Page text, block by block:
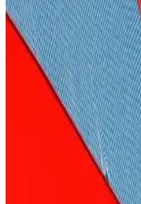
Kozmetik Kapsüller
Sağlığını
Demir ve vitamin içeren
kullanım kolaylığı sağlar ve
ve etkili cilt bakımı sunar.
Göz Altı Bakım
Göz altı bakım ürünleri, cilt
seçildiğinde etkili olur.
özellikleriyle bölgeyi genç